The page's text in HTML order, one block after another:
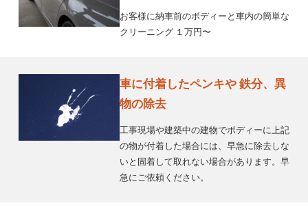
お客様に納車前のボディーと車内の簡単な
クリーニング １万円〜
車に付着したペンキや 鉄分、異
物の除去
工事現場や建築中の建物でボディーに上記
の物が付着した場合には、早急に除去しな
いと固着して取れない場合があります。早
急にご依頼ください。